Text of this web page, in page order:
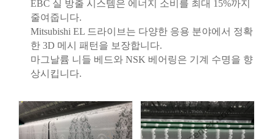
EBC 실 방출 시스템은 에너지 소비를 최대 15%까지
줄여줍니다.
Mitsubishi EL 드라이브는 다양한 응용 분야에서 정확
한 3D 메시 패턴을 보장합니다.
마그날륨 니들 베드와 NSK 베어링은 기계 수명을 향
상시킵니다.